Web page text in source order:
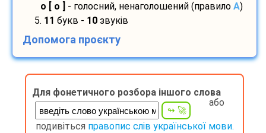
о [ о ]
- голосний, ненаголошений (правило A)
5. 11 букв - 10 звуків
Допомога проєкту
Для фонетичного розбора іншого слова
або
подивіться правопис слів української мови.